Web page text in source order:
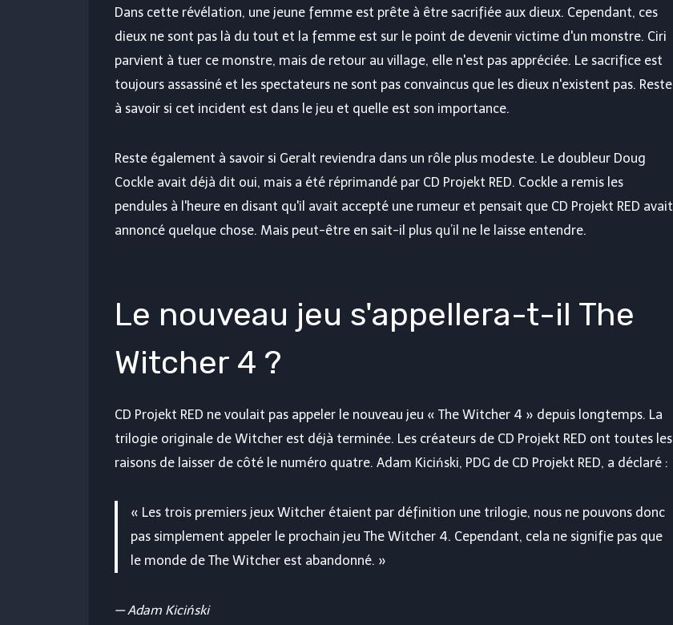
Dans cette révélation, une jeune femme est prête à être sacrifiée aux dieux. Cependant, ces
dieux ne sont pas là du tout et la femme est sur le point de devenir victime d'un monstre. Ciri
parvient à tuer ce monstre, mais de retour au village, elle n'est pas appréciée. Le sacrifice est
toujours assassiné et les spectateurs ne sont pas convaincus que les dieux n'existent pas. Reste
à savoir si cet incident est dans le jeu et quelle est son importance.
Reste également à savoir si Geralt reviendra dans un rôle plus modeste. Le doubleur Doug
Cockle avait déjà dit oui, mais a été réprimandé par CD Projekt RED. Cockle a remis les
pendules à l'heure en disant qu'il avait accepté une rumeur et pensait que CD Projekt RED avait
annoncé quelque chose. Mais peut-être en sait-il plus qu’il ne le laisse entendre.
Le nouveau jeu s'appellera-t-il The
Witcher 4 ?
CD Projekt RED ne voulait pas appeler le nouveau jeu « The Witcher 4 » depuis longtemps. La
trilogie originale de Witcher est déjà terminée. Les créateurs de CD Projekt RED ont toutes les
raisons de laisser de côté le numéro quatre. Adam Kiciński, PDG de CD Projekt RED, a déclaré :
« Les trois premiers jeux Witcher étaient par définition une trilogie, nous ne pouvons donc
pas simplement appeler le prochain jeu The Witcher 4. Cependant, cela ne signifie pas que
le monde de The Witcher est abandonné. »
—Adam Kiciński